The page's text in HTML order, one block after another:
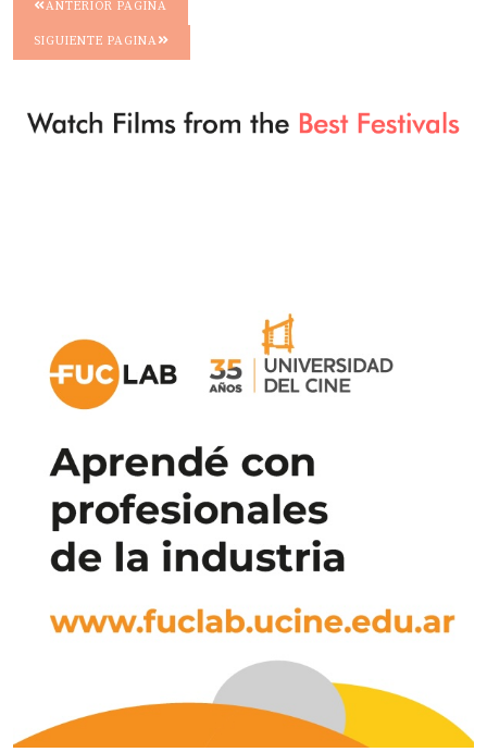
ANTERIOR PAGINA
SIGUIENTE PAGINA